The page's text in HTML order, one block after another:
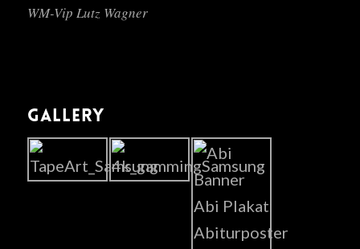
WM-Vip Lutz Wagner
GALLERY